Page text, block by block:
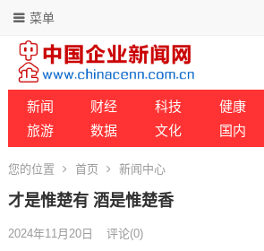
菜单
新闻 财经 科技 健康
旅游
数据 文化 国内
您的位置 首页 新闻中心
才是惟楚有 酒是惟楚香
2024年11月20日 评论(0)